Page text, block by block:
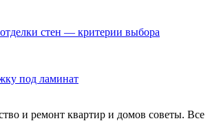
стен — критерии выбора
под ламинат
и ремонт квартир и домов советы. Все